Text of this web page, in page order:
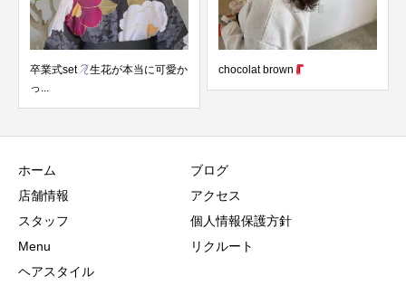
chocolat brown
本日は横浜ランドマークタワー
にて、GAMO塾の講師...
ホーム
店舗情報
スタッフ
Menu
ヘアスタイル
ブログ
アクセス
個人情報保護方針
リクルート